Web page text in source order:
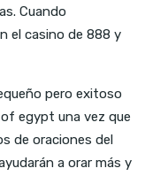
Cuando
el casino de 888 y
pero exitoso
egypt una vez que
de oraciones del
a orar más y